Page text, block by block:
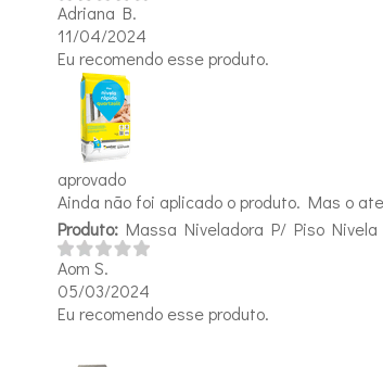
Adriana B.
11/04/2024
Eu recomendo esse produto.
aprovado
Ainda não foi aplicado o produto. Mas o
Produto:Massa Niveladora P/ Piso Nivela
Aom S.
05/03/2024
Eu recomendo esse produto.